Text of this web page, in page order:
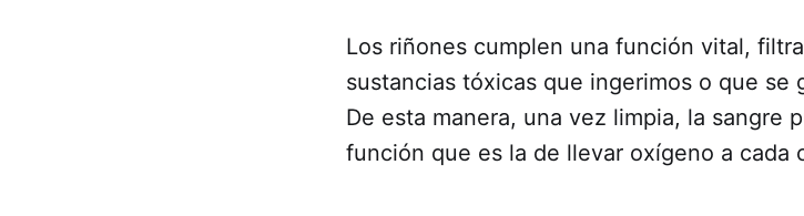
Los riñones cumplen una función vital,
sustancias tóxicas que ingerimos o que se
De esta manera, una vez limpia, la sangre
función que es la de llevar oxígeno a cada